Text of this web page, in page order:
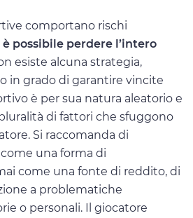
comportano rischi
è possibile perdere l’intero
esiste alcuna strategia,
in grado di garantire vincite
è per sua natura aleatorio e
di fattori che sfuggono
Si raccomanda di
una forma di
come una fonte di reddito, di
a problematiche
o personali. Il giocatore